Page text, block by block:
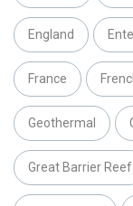
England
France
Geothermal
Great Barrier Reef